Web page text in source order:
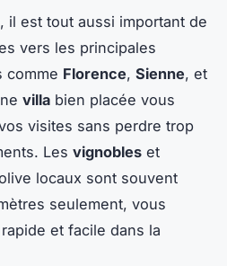
, il est tout aussi important de
vers les principales
comme Florence, Sienne, et
villa bien placée vous
visites sans perdre trop
Les vignobles et
locaux sont souvent
seulement, vous
et facile dans la